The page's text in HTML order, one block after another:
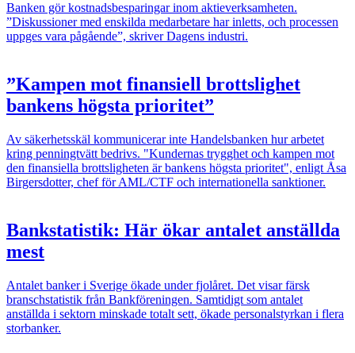
Banken gör kostnadsbesparingar inom aktieverksamheten.
”Diskussioner med enskilda medarbetare har inletts, och processen
uppges vara pågående”, skriver Dagens industri.
”Kampen mot finansiell brottslighet
bankens högsta prioritet”
Av säkerhetsskäl kommunicerar inte Handelsbanken hur arbetet
kring penningtvätt bedrivs. "Kundernas trygghet och kampen mot
den finansiella brottsligheten är bankens högsta prioritet", enligt Åsa
Birgersdotter, chef för AML/CTF och internationella sanktioner.
Bankstatistik: Här ökar antalet anställda
mest
Antalet banker i Sverige ökade under fjolåret. Det visar färsk
branschstatistik från Bankföreningen. Samtidigt som antalet
anställda i sektorn minskade totalt sett, ökade personalstyrkan i flera
storbanker.